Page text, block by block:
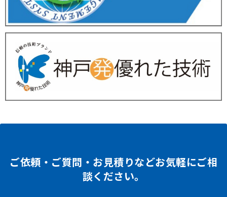
ご依頼・ご質問・お見積りなどお気軽にご相
談ください。